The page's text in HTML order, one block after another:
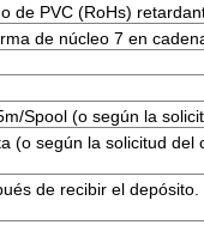
de PVC (RoHs)
de núcleo 7 en
Spool (o según la
(o según la solicitud del
de recibir el depósito.